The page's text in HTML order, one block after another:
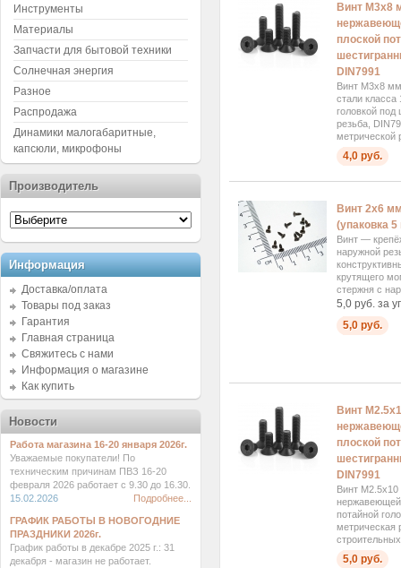
Винт М3x8
плоской
DIN7991
Винт М3x8
стали класса
головкой под
резьба,
метрической
4,0 руб.
Винт 2x6
(упаковка 5
Винт —
наружной
крутящего
стержня с
5,0 руб. за
5,0 руб.
Винт
плоской
DIN7991
Винт М2.5x10
нержавеющей
потайной
метрическая
5,0 руб.
Инструменты
Материалы
Запчасти для бытовой техники
Солнечная энергия
Разное
Распродажа
Динамики малогабаритные,
капсюли, микрофоны
Производитель
Информация
Доставка/оплата
Товары под заказ
Гарантия
Главная страница
Свяжитесь с нами
Информация о магазине
Как купить
Новости
Работа магазина 16-20 января 2026г.
Уважаемые покупатели! По
техническим причинам ПВЗ 16-20
февраля 2026 работает с 9.30 до 16.30.
15.02.2026
Подробнее...
ГРАФИК РАБОТЫ В НОВОГОДНИЕ
ПРАЗДНИКИ 2026г.
График работы в декабре 2025 г.: 31
декабря - магазин не работает.